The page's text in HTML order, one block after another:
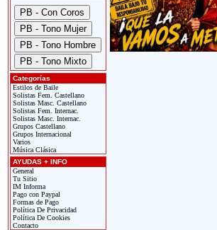
Categorías
Estilos de Baile
Solistas Fem. Castellano
Solistas Masc. Castellano
Solistas Fem. Internac.
Solistas Masc. Internac.
Grupos Castellano
Grupos Internacional
Varios
Música Clásica
AYUDAS + INFO
General
Tu Sitio
IM Informa
Pago con Paypal
Formas de Pago
Política De Privacidad
Política De Cookies
Contacto